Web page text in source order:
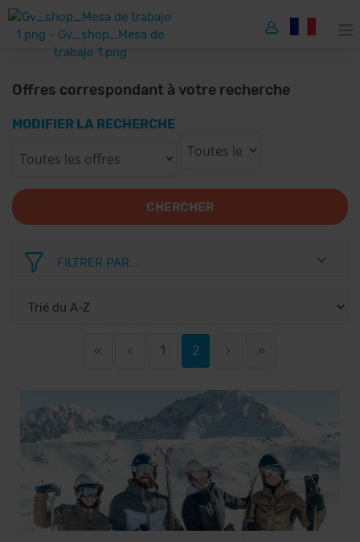
Offres correspondant à votre recherche
MODIFIER LA RECHERCHE
CHERCHER
FILTRER PAR...
« ‹ 1 2 › »